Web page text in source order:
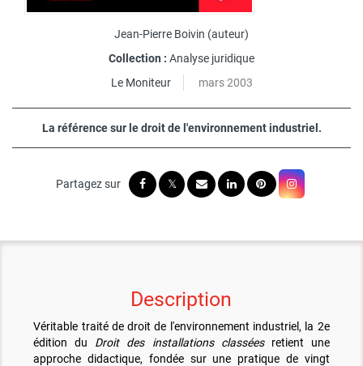
Jean-Pierre Boivin (auteur)
Collection : Analyse juridique
Le Moniteur
mars 2003
La référence sur le droit de l'environnement industriel.
Description
Véritable traité de droit de l'environnement industriel, la 2e
édition du Droit des installations classéesretient une
approche didactique, fondée sur une pratique de vingt